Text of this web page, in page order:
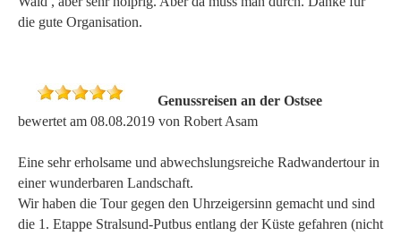
die gute Organisation.
Genussreisen an der Ostsee
bewertet am 08.08.2019 von Robert Asam
Eine sehr erholsame und abwechslungsreiche Radwandertour in
einer wunderbaren Landschaft.
Wir haben die Tour gegen den Uhrzeigersinn gemacht und sind
die 1. Etappe Stralsund-Putbus entlang der Küste gefahren (nicht